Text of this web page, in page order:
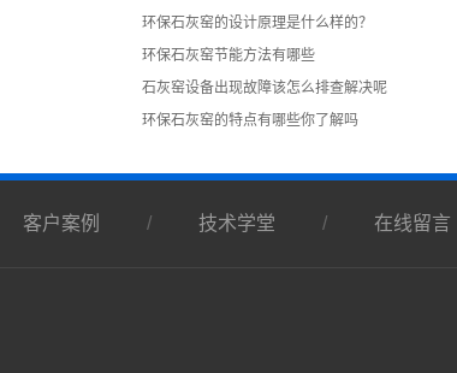
​环保石灰窑的设计原理是什么样的？
环保石灰窑节能方法有哪些
​石灰窑设备出现故障该怎么排查解决呢
环保石灰窑的特点有哪些你了解吗
客户案例 / 技术学堂 / 在线留言